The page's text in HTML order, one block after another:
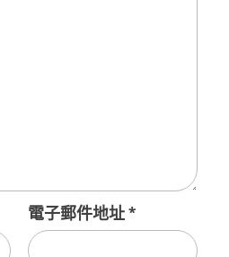
電子郵件地址*